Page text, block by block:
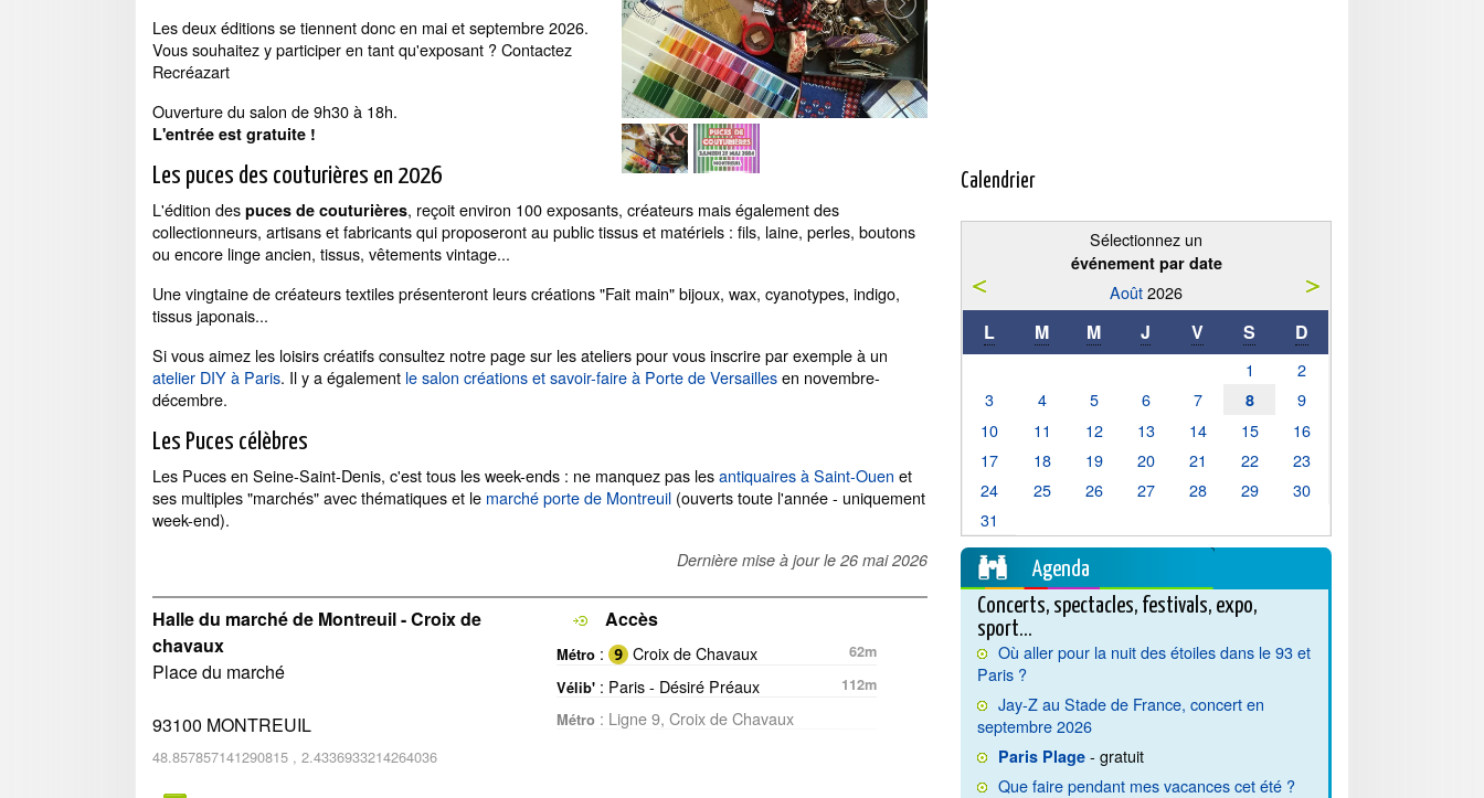
Les deux éditions se tiennent donc en mai et septembre 2026.
Vous souhaitez y participer en tant qu'exposant ? Contactez
Recréazart
Ouverture du salon de 9h30 à 18h.
L'entrée est gratuite !
Les puces des couturières en 2026
L'édition des puces de couturières, reçoit environ 100 exposants, créateurs mais également des
collectionneurs, artisans et fabricants qui proposeront au public tissus et matériels : fils, laine, perles, boutons
ou encore linge ancien, tissus, vêtements vintage...
Une vingtaine de créateurs textiles présenteront leurs créations "Fait main" bijoux, wax, cyanotypes, indigo,
tissus japonais...
Si vous aimez les loisirs créatifs consultez notre page sur les ateliers pour vous inscrire par exemple à un
atelier DIY à Paris. Il y a également le salon créations et savoir-faire à Porte de Versaillesen novembre-
décembre.
Les Puces célèbres
Les Puces en Seine-Saint-Denis, c'est tous les week-ends : ne manquez pas lesantiquaires à Saint-Ouen et
ses multiples "marchés" avec thématiques et le marché porte de Montreuil (ouverts toute l'année - uniquement
week-end).
Dernière mise à jour le 26 mai 2026
Halle du marché de Montreuil - Croix de
chavaux
Place du marché
93100 MONTREUIL
48.857857141290815 , 2.4336933214264036
Accès
Métro : Croix de Chavaux
62m
Vélib' : Paris - Désiré Préaux
112m
Métro : Ligne 9, Croix de Chavaux
Calendrier
Sélectionnez un
événement par date
Août2026
L M M J V S D
1
2
3
4 5 6 7 8
9
10
11 12 13 14 15
16
17
18 19 20 21 22
23
24
25 26 27 28 29
30
31
Agenda
Concerts, spectacles, festivals, expo,
sport...
Où aller pour la nuit des étoiles dans le 93 et
Paris ?
Jay-Z au Stade de France, concert en
septembre 2026
Paris Plage - gratuit
Que faire pendant mes vacances cet été ?